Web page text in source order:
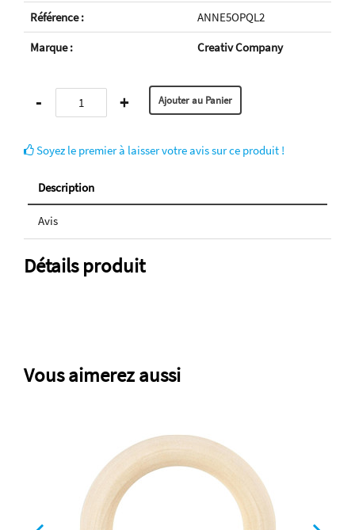
Référence :
ANNE5OPQL2
Marque :
Creativ Company
- +
Soyez le premier à laisser votre avis sur ce produit !
Description
Avis
Détails produit
Vous aimerez aussi